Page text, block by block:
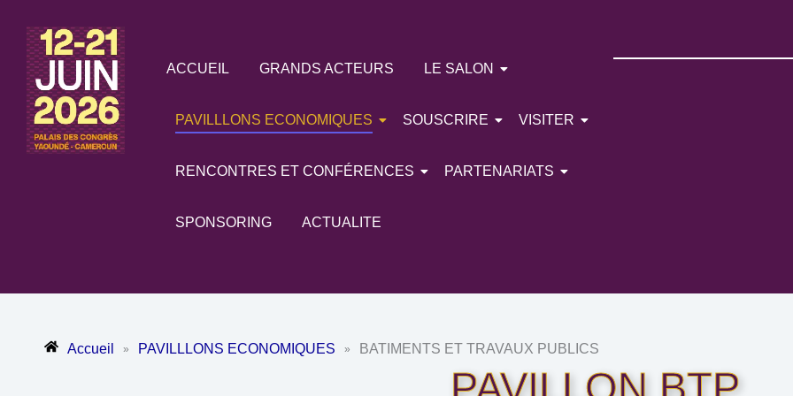
contenu
ACCUEIL GRANDS ACTEURS LE SALON
PAVILLLONS ECONOMIQUES SOUSCRIRE VISITER
RENCONTRES ET CONFÉRENCES PARTENARIATS
SPONSORING ACTUALITE
Accueil » PAVILLLONS ECONOMIQUES » BATIMENTS ET TRAVAUX PUBLICS